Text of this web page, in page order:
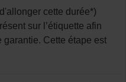
cette durée*)
sur l’étiquette afin
garantie. Cette étape est